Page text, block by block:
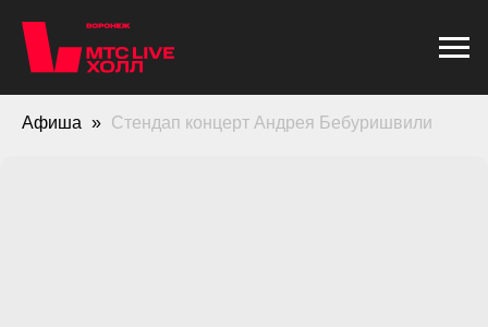
Афиша Стендап концерт Андрея Бебуришвили